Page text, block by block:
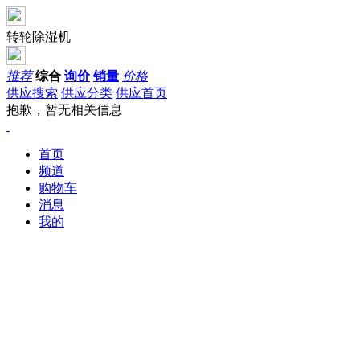
转轮除湿机
推荐 综合 询价 销量 价格
供应搜索 供应分类 供应首页
抱歉，暂无相关信息
首页
频道
购物车
消息
我的